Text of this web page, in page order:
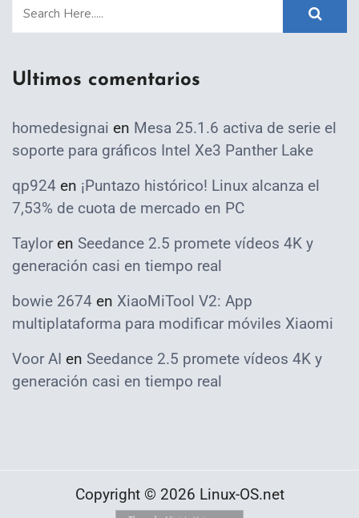
Ultimos comentarios
homedesignai en Mesa 25.1.6 activa de serie el
soporte para gráficos Intel Xe3 Panther Lake
qp924 en ¡Puntazo histórico! Linux alcanza el
7,53% de cuota de mercado en PC
Taylor en Seedance 2.5 promete vídeos 4K y
generación casi en tiempo real
bowie 2674 en XiaoMiTool V2: App
multiplataforma para modificar móviles Xiaomi
Voor AI en Seedance 2.5 promete vídeos 4K y
generación casi en tiempo real
Copyright © 2026 Linux-OS.net